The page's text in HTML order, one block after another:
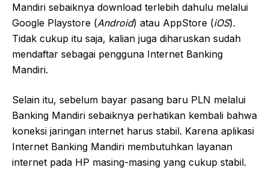
Mandiri sebaiknya download terlebih dahulu melalui
Google Playstore (Android) atau AppStore (iOS).
Tidak cukup itu saja, kalian juga diharuskan sudah
mendaftar sebagai pengguna Internet Banking
Mandiri.
Selain itu, sebelum bayar pasang baru PLN melalui
Banking Mandiri sebaiknya perhatikan kembali bahwa
koneksi jaringan internet harus stabil. Karena aplikasi
Internet Banking Mandiri membutuhkan layanan
internet pada HP masing-masing yang cukup stabil.